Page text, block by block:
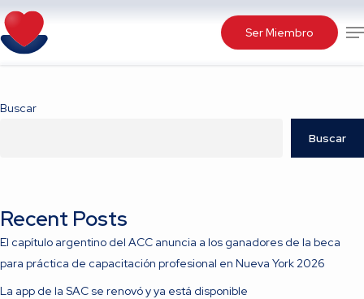
Skip
to
main
Ser Miembro
Buscar
Buscar
Recent Posts
El capítulo argentino del ACC anuncia a los ganadores de la beca
para práctica de capacitación profesional en Nueva York 2026
La app de la SAC se renovó y ya está disponible